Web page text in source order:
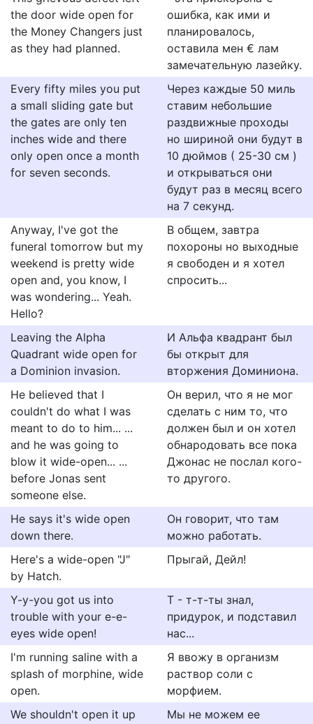
the door wide open for
the Money Changers just
as they had planned.
ошибка, как ими и
планировалось,
оставила мен € лам
замечательную лазейку.
Every fifty miles you put
a small sliding gate but
the gates are only ten
inches wide and there
only open once a month
for seven seconds.
Через каждые 50 миль
ставим небольшие
раздвижные проходы
но шириной они будут в
10 дюймов ( 25-30 см )
и открываться они
будут раз в месяц всего
на 7 секунд.
Anyway, I've got the
funeral tomorrow but my
weekend is pretty wide
open and, you know, I
was wondering... Yeah.
Hello?
В общем, завтра
похороны но выходные
я свободен и я хотел
спросить...
Leaving the Alpha
Quadrant wide open for
a Dominion invasion.
И Альфа квадрант был
бы открыт для
вторжения Доминиона.
He believed that I
couldn't do what I was
meant to do to him... ...
and he was going to
blow it wide-open... ...
before Jonas sent
someone else.
Он верил, что я не мог
сделать с ним то, что
должен был и он хотел
обнародовать все пока
Джонас не послал кого-
то другого.
He says it's wide open
down there.
Он говорит, что там
можно работать.
Here's a wide-open "J"
by Hatch.
Прыгай, Дейл!
Y-y-you got us into
trouble with your e-e-
eyes wide open!
Т - т-т-ты знал,
придурок, и подставил
нас...
I'm running saline with a
splash of morphine, wide
open.
Я ввожу в организм
раствор соли с
морфием.
We shouldn't open it up
Мы не можем ее